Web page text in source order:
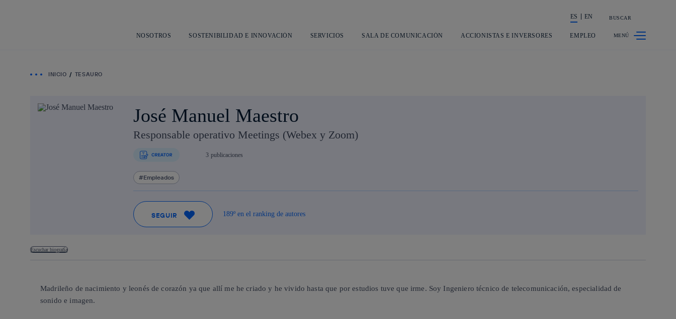
principal
La acción en accionistas e inversores
ES EN BUSCAR
NOSOTROS SOSTENIBILIDAD E INNOVACIÓN SERVICIOS SALA DE COMUNICACIÓN ACCIONISTAS E INVERSORES EMPLEO
INICIO TESAURO
José Manuel Maestro
Responsable operativo Meetings (Webex y Zoom)
3 publicaciones
Empleados
SEGUIR 189º en el ranking de autores
Escuchar biografía
Madrileño de nacimiento y leonés de corazón ya que allí me he criado y he vivido hasta que por estudios tuve que irme. Soy Ingeniero técnico de telecomunicación, especialidad de
sonido e imagen.